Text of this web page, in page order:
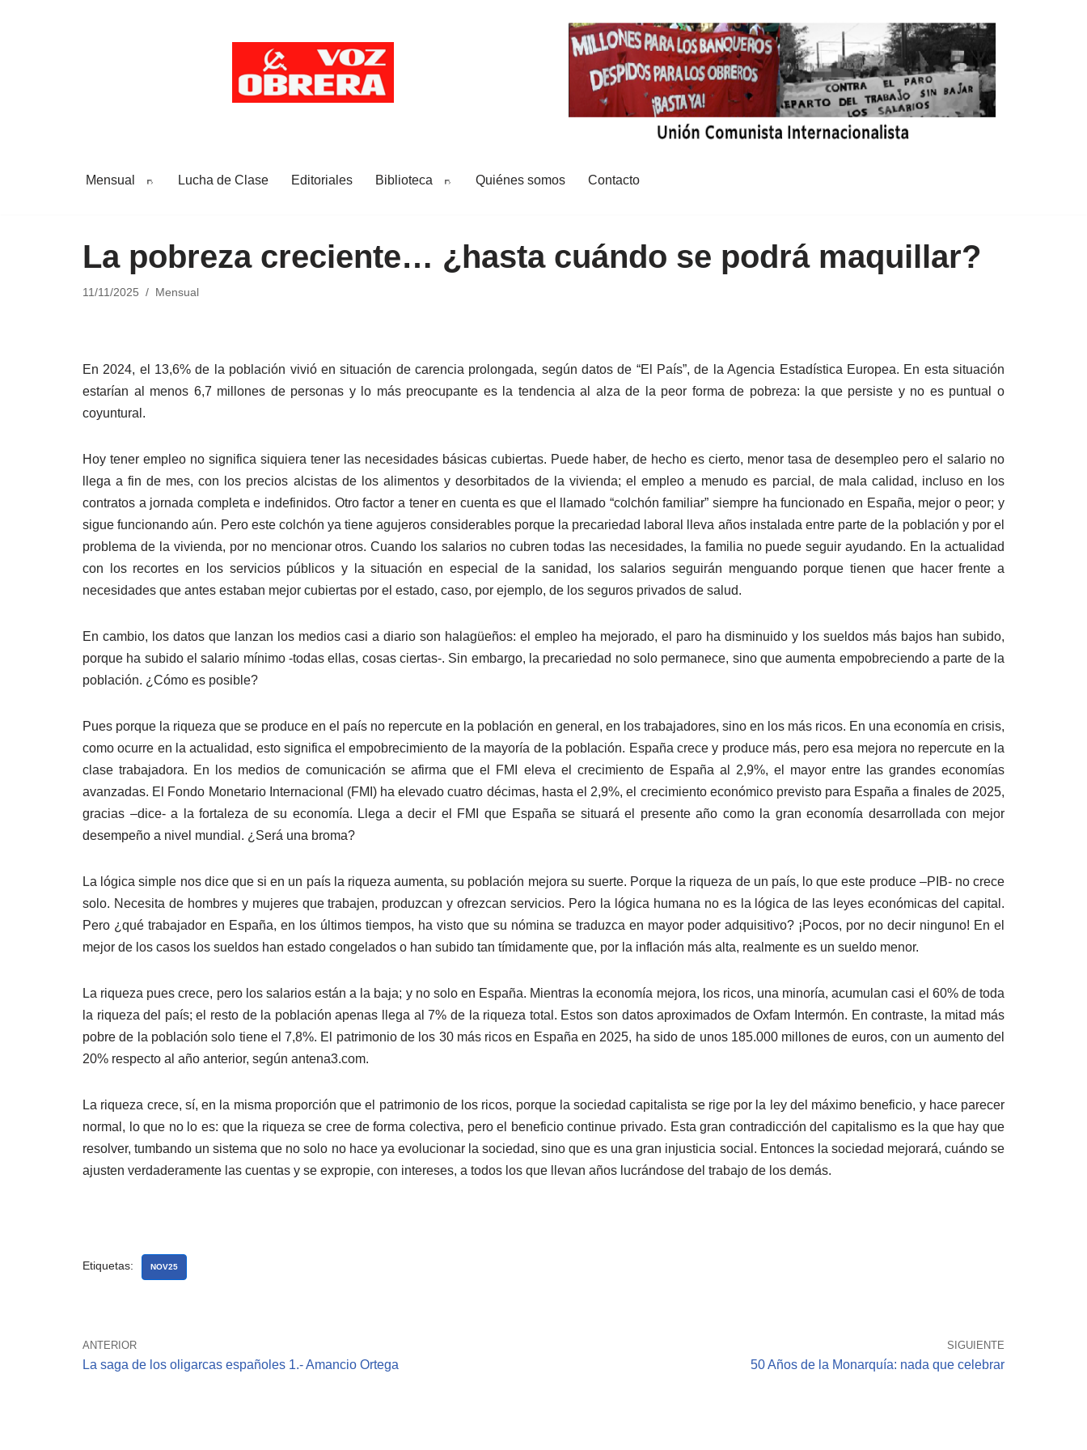
Mensual Lucha de Clase Editoriales Biblioteca Quiénes somos Contacto
La pobreza creciente… ¿hasta cuándo se podrá maquillar?
11/11/2025 Mensual
En 2024, el 13,6% de la población vivió en situación de carencia prolongada, según datos de “El País”, de la Agencia Estadística Europea. En esta situación
estarían al menos 6,7 millones de personas y lo más preocupante es la tendencia al alza de la peor forma de pobreza: la que persiste y no es puntual o
coyuntural.
Hoy tener empleo no significa siquiera tener las necesidades básicas cubiertas. Puede haber, de hecho es cierto, menor tasa de desempleo pero el salario no
llega a fin de mes, con los precios alcistas de los alimentos y desorbitados de la vivienda; el empleo a menudo es parcial, de mala calidad, incluso en los
contratos a jornada completa e indefinidos. Otro factor a tener en cuenta es que el llamado “colchón familiar” siempre ha funcionado en España, mejor o peor; y
sigue funcionando aún. Pero este colchón ya tiene agujeros considerables porque la precariedad laboral lleva años instalada entre parte de la población y por el
problema de la vivienda, por no mencionar otros. Cuando los salarios no cubren todas las necesidades, la familia no puede seguir ayudando. En la actualidad
con los recortes en los servicios públicos y la situación en especial de la sanidad, los salarios seguirán menguando porque tienen que hacer frente a
necesidades que antes estaban mejor cubiertas por el estado, caso, por ejemplo, de los seguros privados de salud.
En cambio, los datos que lanzan los medios casi a diario son halagüeños: el empleo ha mejorado, el paro ha disminuido y los sueldos más bajos han subido,
porque ha subido el salario mínimo -todas ellas, cosas ciertas-. Sin embargo, la precariedad no solo permanece, sino que aumenta empobreciendo a parte de la
población. ¿Cómo es posible?
Pues porque la riqueza que se produce en el país no repercute en la población en general, en los trabajadores, sino en los más ricos. En una economía en crisis,
como ocurre en la actualidad, esto significa el empobrecimiento de la mayoría de la población. España crece y produce más, pero esa mejora no repercute en la
clase trabajadora. En los medios de comunicación se afirma que el FMI eleva el crecimiento de España al 2,9%, el mayor entre las grandes economías
avanzadas. El Fondo Monetario Internacional (FMI) ha elevado cuatro décimas, hasta el 2,9%, el crecimiento económico previsto para España a finales de 2025,
gracias –dice- a la fortaleza de su economía. Llega a decir el FMI que España se situará el presente año como la gran economía desarrollada con mejor
desempeño a nivel mundial. ¿Será una broma?
La lógica simple nos dice que si en un país la riqueza aumenta, su población mejora su suerte. Porque la riqueza de un país, lo que este produce –PIB- no crece
solo. Necesita de hombres y mujeres que trabajen, produzcan y ofrezcan servicios. Pero la lógica humana no es la lógica de las leyes económicas del capital.
Pero ¿qué trabajador en España, en los últimos tiempos, ha visto que su nómina se traduzca en mayor poder adquisitivo? ¡Pocos, por no decir ninguno! En el
mejor de los casos los sueldos han estado congelados o han subido tan tímidamente que, por la inflación más alta, realmente es un sueldo menor.
La riqueza pues crece, pero los salarios están a la baja; y no solo en España. Mientras la economía mejora, los ricos, una minoría, acumulan casi el 60% de toda
la riqueza del país; el resto de la población apenas llega al 7% de la riqueza total. Estos son datos aproximados de Oxfam Intermón. En contraste, la mitad más
pobre de la población solo tiene el 7,8%. El patrimonio de los 30 más ricos en España en 2025, ha sido de unos 185.000 millones de euros, con un aumento del
20% respecto al año anterior, según antena3.com.
La riqueza crece, sí, en la misma proporción que el patrimonio de los ricos, porque la sociedad capitalista se rige por la ley del máximo beneficio, y hace parecer
normal, lo que no lo es: que la riqueza se cree de forma colectiva, pero el beneficio continue privado. Esta gran contradicción del capitalismo es la que hay que
resolver, tumbando un sistema que no solo no hace ya evolucionar la sociedad, sino que es una gran injusticia social. Entonces la sociedad mejorará, cuándo se
ajusten verdaderamente las cuentas y se expropie, con intereses, a todos los que llevan años lucrándose del trabajo de los demás.
Etiquetas: NOV25
ANTERIOR
La saga de los oligarcas españoles 1.- Amancio Ortega
SIGUIENTE
50 Años de la Monarquía: nada que celebrar